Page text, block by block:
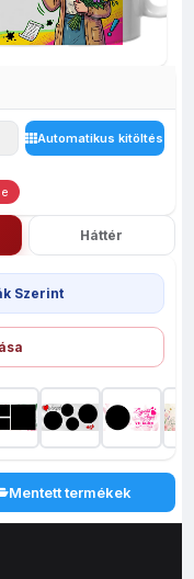
Automatikus kitöltés
Háttér
Szerint
Mentett termékek